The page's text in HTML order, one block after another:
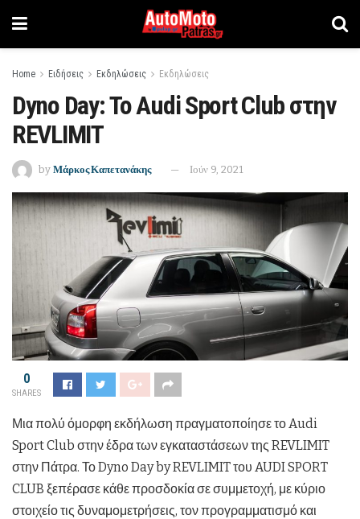
Home Ειδήσεις Εκδηλώσεις Εκδηλώσεις
Dyno Day: Το Audi Sport Club στην
REVLIMIT
by Μάρκος Καπετανάκης Ιούν 9, 2021
0
SHARES
Μια πολύ όμορφη εκδήλωση πραγματοποίησε το Audi
Sport Club στην έδρα των εγκαταστάσεων της REVLIMIT
στην Πάτρα. Το Dyno Day by REVLIMIT του AUDI SPORT
CLUB ξεπέρασε κάθε προσδοκία σε συμμετοχή, με κύριο
στοιχείο τις δυναμομετρήσεις, τον προγραμματισμό και